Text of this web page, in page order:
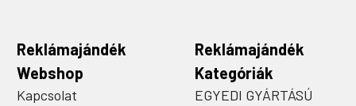
Reklámajándék
Webshop
Kapcsolat
Reklámajándék
Kategóriák
EGYEDI GYÁRTÁSÚ